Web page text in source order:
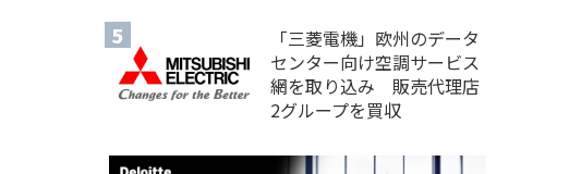
「三菱電機」欧州のデータ
センター向け空調サービス
網を取り込み 販売代理店
2グループを買収